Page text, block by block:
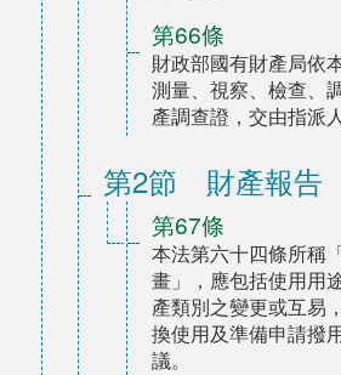
第66條
財政部國有財產局依
測量、視察、檢查、
產調查證，交由指派
第2節 財產報告
第67條
本法第六十四條所稱
畫」，應包括使用用
產類別之變更或互易
換使用及準備申請撥
議。